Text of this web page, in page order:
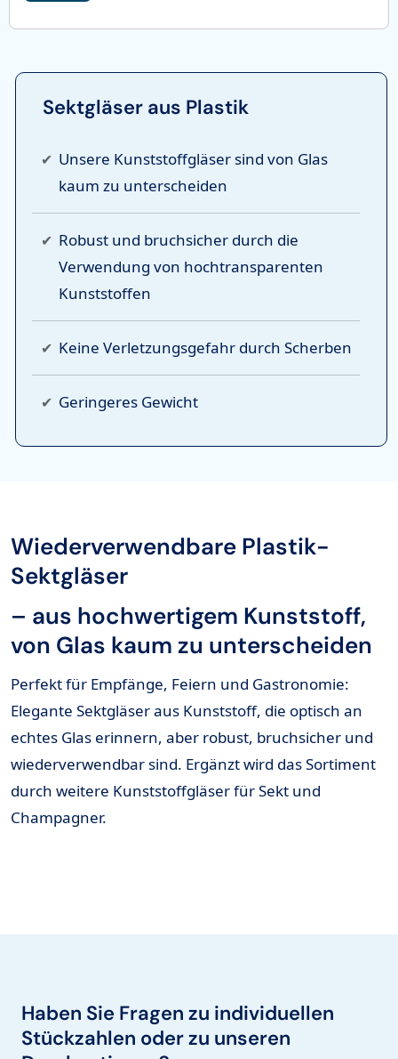
Sektgläser aus Plastik
Unsere Kunststoffgläser sind von Glas
kaum zu unterscheiden
Robust und bruchsicher durch die
Verwendung von hochtransparenten
Kunststoffen
Keine Verletzungsgefahr durch Scherben
Geringeres Gewicht
Wiederverwendbare Plastik-
Sektgläser
– aus hochwertigem Kunststoff,
von Glas kaum zu unterscheiden
Perfekt für Empfänge, Feiern und Gastronomie:
Elegante Sektgläser aus Kunststoff, die optisch an
echtes Glas erinnern, aber robust, bruchsicher und
wiederverwendbarsind. Ergänzt wird das Sortiment
durch weitere Kunststoffgläserfür Sekt und
Champagner.
Haben Sie Fragen zu individuellen
Stückzahlen oder zu unseren